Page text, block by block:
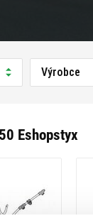
Výrobce
Eshopstyx